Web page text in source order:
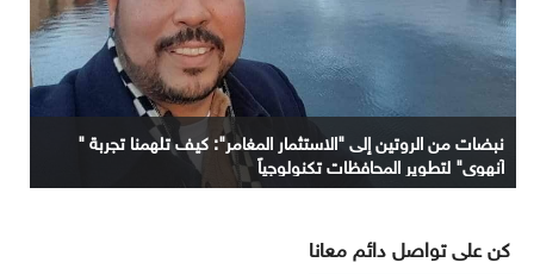
نبضات من الروتين إلى "الاستثمار المغامر": كيف تلهمنا تجربة "
آنهوي" لتطوير المحافظات تكنولوجياً
كن على تواصل دائم معانا